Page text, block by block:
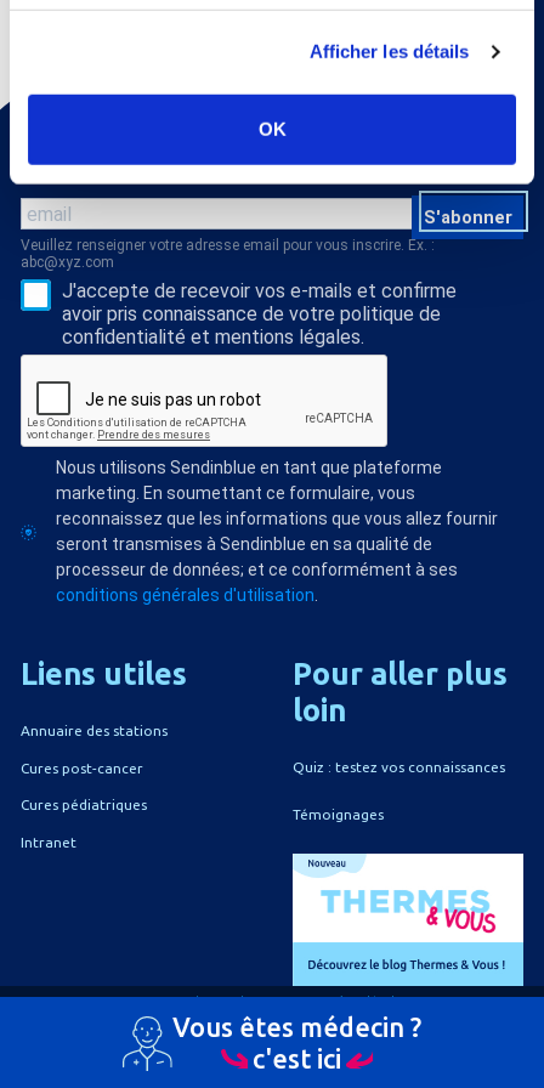
Afficher les détails
OK
Vous êtes médecin ?
c'est ici
Pour recevoir une fois par mois un mail d'information sur
abonnez vous à notre newsletter !
S'abonner
Veuillez renseigner votre adresse email pour vous inscrire. Ex. :
abc@xyz.com
J'accepte de recevoir vos e-mails et confirme
avoir pris connaissance de votre politique de
confidentialité et mentions légales.
Nous utilisons Sendinblue en tant que plateforme
marketing. En soumettant ce formulaire, vous
reconnaissez que les informations que vous allez fournir
seront transmises à Sendinblue en sa qualité de
processeur de données; et ce conformément à ses
conditions générales d'utilisation.
Liens utiles
Annuaire des stations
Cures post-cancer
Cures pédiatriques
Intranet
Pour aller plus
loin
Quiz : testez vos connaissances
Témoignages
Politique de confidentialité Politique de gestion des cookies
Charte éthique Nous contacter